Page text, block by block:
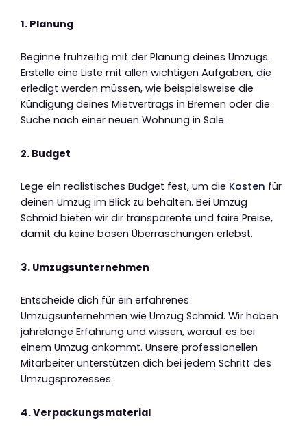
1. Planung
Beginne frühzeitig mit der Planung deines Umzugs.
Erstelle eine Liste mit allen wichtigen Aufgaben, die
erledigt werden müssen, wie beispielsweise die
Kündigung deines Mietvertrags in Bremen oder die
Suche nach einer neuen Wohnung in Sale.
2. Budget
Lege ein realistisches Budget fest, um die Kosten für
deinen Umzug im Blick zu behalten. Bei Umzug
Schmid bieten wir dir transparente und faire Preise,
damit du keine bösen Überraschungen erlebst.
3. Umzugsunternehmen
Entscheide dich für ein erfahrenes
Umzugsunternehmen wie Umzug Schmid. Wir haben
jahrelange Erfahrung und wissen, worauf es bei
einem Umzug ankommt. Unsere professionellen
Mitarbeiter unterstützen dich bei jedem Schritt des
Umzugsprozesses.
4. Verpackungsmaterial